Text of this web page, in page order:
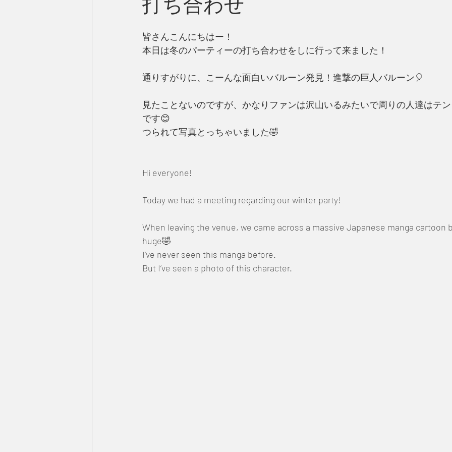
皆さんこんにちはー！
本日は冬のパーティーの打ち合わせをしに行って来ました！
通りすがりに、こーんな面白いバルーン発見！進撃の巨人バルーン🎈
見たことないのですが、かなりファンは沢山いるみたいで周りの人達はテ
です😊
つられて写真とっちゃいました🤣
Hi everyone!
Today we had a meeting regarding our winter party!
When leaving the venue, we came across a massive Japanese manga cartoon
huge🤣
I’ve never seen this manga before.
But I’ve seen a photo of this character.